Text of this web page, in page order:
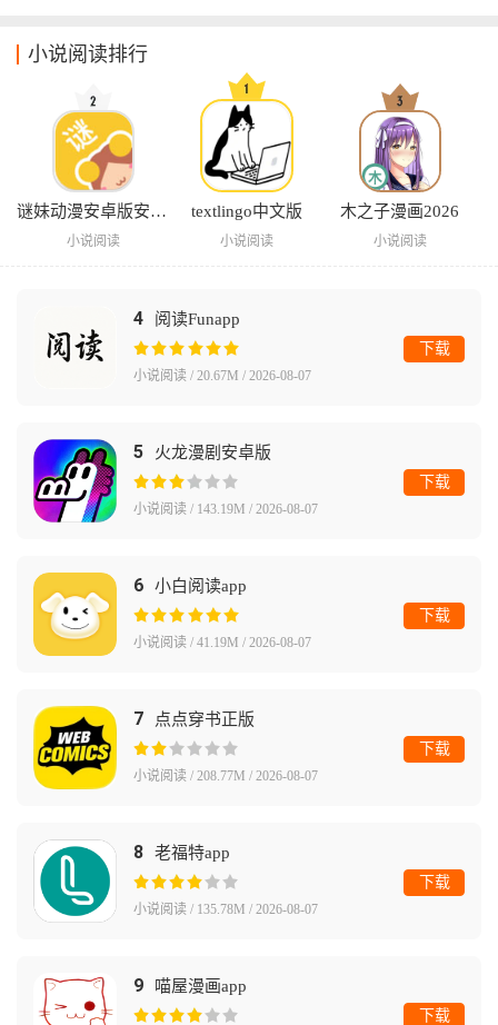
小说阅读排行
谜妹动漫安卓版安装包
小说阅读
textlingo中文版
小说阅读
木之子漫画2026
小说阅读
4 阅读Funapp
小说阅读 / 20.67M / 2026-08-07
下载
5 火龙漫剧安卓版
小说阅读 / 143.19M / 2026-08-07
下载
6 小白阅读app
小说阅读 / 41.19M / 2026-08-07
下载
7 点点穿书正版
小说阅读 / 208.77M / 2026-08-07
下载
8 老福特app
小说阅读 / 135.78M / 2026-08-07
下载
9 喵屋漫画app
下载